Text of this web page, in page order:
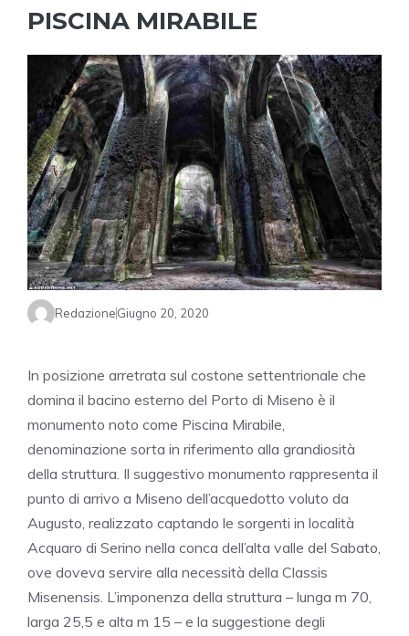
PISCINA MIRABILE
RedazioneGiugno 20, 2020
In posizione arretrata sul costone settentrionale che
domina il bacino esterno del Porto di Miseno è il
monumento noto come Piscina Mirabile,
denominazione sorta in riferimento alla grandiosità
della struttura. Il suggestivo monumento rappresenta il
punto di arrivo a Miseno dell’acquedotto voluto da
Augusto, realizzato captando le sorgenti in località
Acquaro di Serino nella conca dell’alta valle del Sabato,
ove doveva servire alla necessità della Classis
Misenensis. L’imponenza della struttura – lunga m 70,
larga 25,5 e alta m 15 – e la suggestione degli